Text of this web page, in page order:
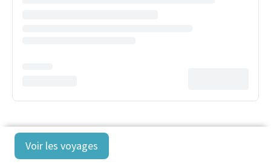
Voir les voyages